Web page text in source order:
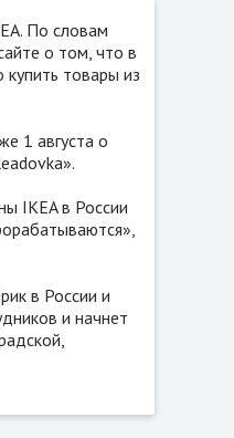
По словам
о том, что в
товары из
1 августа о
IKEA в России
в России и
и начнет